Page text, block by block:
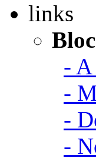
links
-
-
-
-